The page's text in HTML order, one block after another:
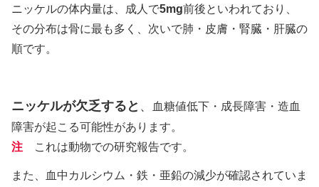
ニッケルの体内量は、成人で5mg前後といわれており、
その分布は骨に最も多く、次いで肺・皮膚・腎臓・肝臓の
順です。
ニッケルが欠乏すると 、
血糖値低下・成長障害・造血
障害が起こる可能性があります。
注 これは動物での研究報告です。
また、血中カルシウム・鉄・亜鉛の減少が確認されていま